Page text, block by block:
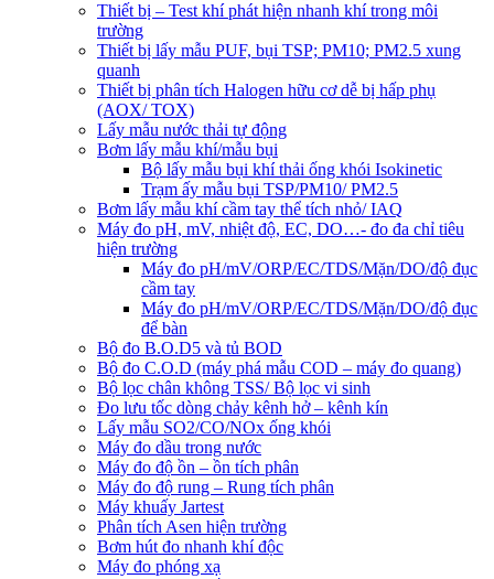
Thiết bị – Test khí phát hiện nhanh khí trong môi
trường
Thiết bị lấy mẫu PUF, bụi TSP; PM10; PM2.5 xung
quanh
Thiết bị phân tích Halogen hữu cơ dễ bị hấp phụ
(AOX/ TOX)
Lấy mẫu nước thải tự động
Bơm lấy mẫu khí/mẫu bụi
Bộ lấy mẫu bụi khí thải ống khói Isokinetic
Trạm ấy mẫu bụi TSP/PM10/ PM2.5
Bơm lấy mẫu khí cầm tay thể tích nhỏ/ IAQ
Máy đo pH, mV, nhiệt độ, EC, DO…- đo đa chỉ tiêu
hiện trường
Máy đo pH/mV/ORP/EC/TDS/Mặn/DO/độ đục
cầm tay
Máy đo pH/mV/ORP/EC/TDS/Mặn/DO/độ đục
để bàn
Bộ đo B.O.D5 và tủ BOD
Bộ đo C.O.D (máy phá mẫu COD – máy đo quang)
Bộ lọc chân không TSS/ Bộ lọc vi sinh
Đo lưu tốc dòng chảy kênh hở – kênh kín
Lấy mẫu SO2/CO/NOx ống khói
Máy đo dầu trong nước
Máy đo độ ồn – ồn tích phân
Máy đo độ rung – Rung tích phân
Máy khuấy Jartest
Phân tích Asen hiện trường
Bơm hút đo nhanh khí độc
Máy đo phóng xạ